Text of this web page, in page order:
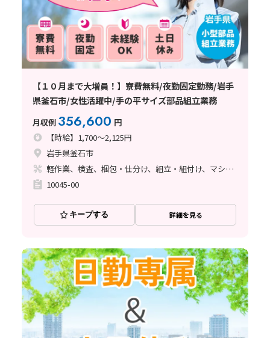
【１０月まで大増員！】寮費無料/夜勤固定勤務/岩手
県釜石市/女性活躍中/手の平サイズ部品組立業務
月収例 356,600 円
【時給】1,700～2,125円
岩手県釜石市
軽作業、検査、梱包・仕分け、組立・組付け、マシンオペレーター、立ち作業
10045-00
キープする 詳細を見る